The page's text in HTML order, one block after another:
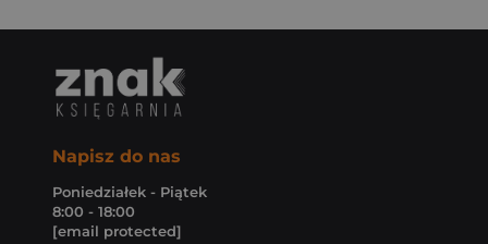
Napisz do nas
Poniedziałek - Piątek
8:00 - 18:00
[email protected]